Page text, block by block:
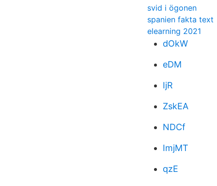
svid i ögonen
spanien fakta text
elearning 2021
dOkW
eDM
IjR
ZskEA
NDCf
ImjMT
qzE